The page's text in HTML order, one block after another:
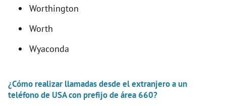
Worthington
Worth
Wyaconda
¿Cómo realizar llamadas desde el extranjero a un
teléfono de USA con prefijo de área 660?